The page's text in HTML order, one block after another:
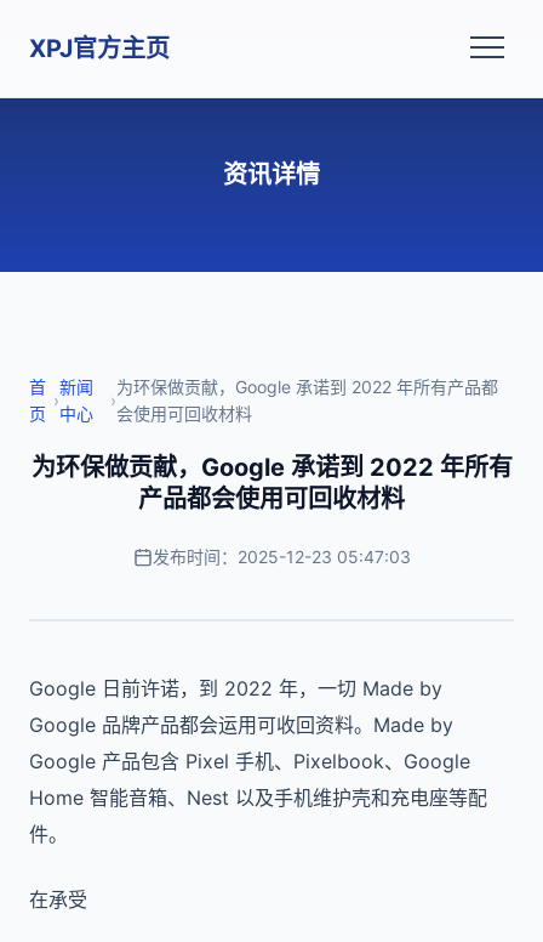
XPJ官方主页
资讯详情
首
页
›
新闻
中心
›
为环保做贡献，Google 承诺到 2022 年所有产品都
会使用可回收材料
为环保做贡献，Google 承诺到 2022 年所有
产品都会使用可回收材料
发布时间：2025-12-23 05:47:03
Google 日前许诺，到 2022 年，一切 Made by
Google 品牌产品都会运用可收回资料。Made by
Google 产品包含 Pixel 手机、Pixelbook、Google
Home 智能音箱、Nest 以及手机维护壳和充电座等配
件。
在承受